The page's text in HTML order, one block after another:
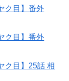
ク目】番外
ク目】番外
ク目】25話 相